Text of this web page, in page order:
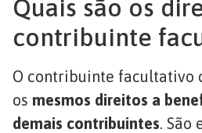
Quais são os
contribuinte
O contribuinte facultativo
os mesmos direitos a
demais contribuintes. São